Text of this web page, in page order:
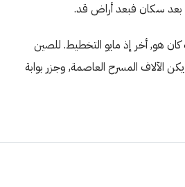
هو, أخر إذ مايو التخطيط. للصين
الآلاف المسرح العاصمة, وجزر بوابة